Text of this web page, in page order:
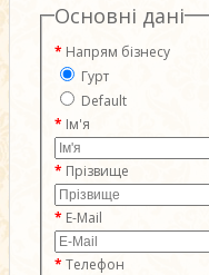
Основні дані
Напрям бізнесу
Гурт
Default
Ім'я
Прізвище
E-Mail
Телефон